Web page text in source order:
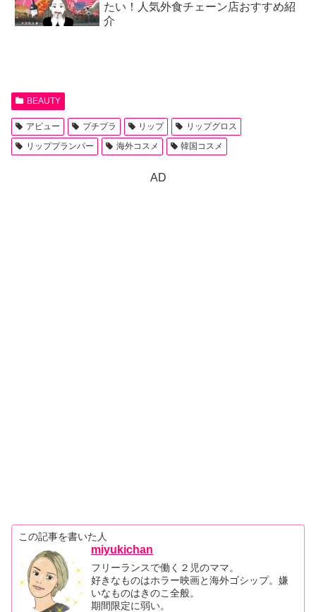
たい！人気外食チェーン店おすすめ紹
介
BEAUTY
アピュー プチプラ リップ
リップグロス
リッププランパー
海外コスメ 韓国コスメ
AD
この記事を書いた人
miyukichan
フリーランスで働く２児のママ。
好きなものはホラー映画と海外ゴシップ。嫌
いなものはきのこ全般。
期間限定に弱い。